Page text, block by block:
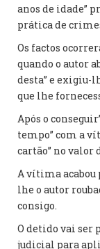
anos de idade”
prática de
Os factos
quando o autor
desta” e exigiu-
que lhe
Após o
tempo” com a
cartão” no valor
A vítima acabou
lhe o autor
consigo.
O detido vai
judicial para